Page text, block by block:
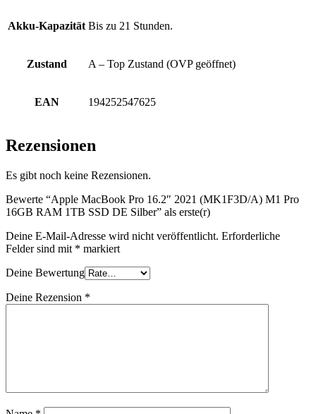
Akku-Kapazität Bis zu 21 Stunden.
Zustand A – Top Zustand (OVP geöffnet)
EAN 194252547625
Rezensionen
Es gibt noch keine Rezensionen.
Bewerte “Apple MacBook Pro 16.2″ 2021 (MK1F3D/A) M1 Pro
16GB RAM 1TB SSD DE Silber” als erste(r)
Deine E-Mail-Adresse wird nicht veröffentlicht. Erforderliche
Felder sind mit * markiert
Deine Bewertung
Deine Rezension *